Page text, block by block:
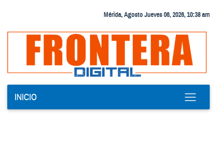
Mérida, Agosto Jueves 06, 2026, 10:38 am
INICIO